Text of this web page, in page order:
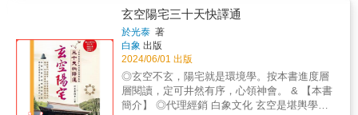
是我們有沒有正確的方法去改變。那些人，那
些事，因為風水而扭轉了命運！超過80個真人
真事的故事，其間風水的運用與影響，教人大
開眼界，這一篇篇真摯感人的故事，讓我們可
以理解風水與人生、與生活的密切關係，並能
從中明白運用風水時該注意的要項。◆一位地
產商搬入新家後，在Covid-19最嚴重時候，卻
神奇的創造了「十年來的成果被最後的十二個
住的位置，三是廚房的坐向。
玄空陽宅三十天快譯通
於光泰 著
白象 出版
2024/06/01 出版
◎玄空不玄，陽宅就是環境學。按本書進度層
層閱讀，定可井然有序，心領神會。 & 【本書
簡介】 ◎代理經銷 白象文化 玄空是堪輿學的